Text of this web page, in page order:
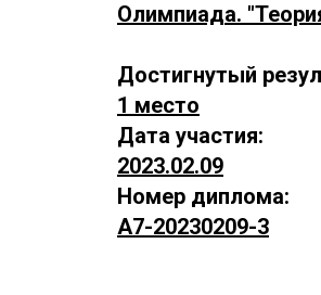
Олимпиада.
Достигнутый
1 место
Дата участия:
2023.02.09
Номер диплома:
А7-20230209-3